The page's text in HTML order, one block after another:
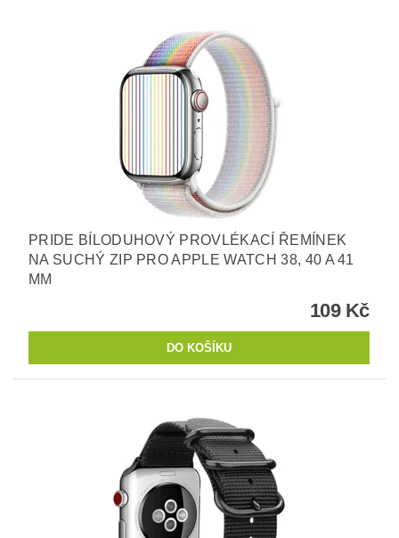
PRIDE BÍLODUHOVÝ PROVLÉKACÍ ŘEMÍNEK
NA SUCHÝ ZIP PRO APPLE WATCH 38, 40 A 41
MM
109 Kč